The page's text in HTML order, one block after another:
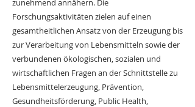
zunehmend annähern. Die
Forschungsaktivitäten zielen auf einen
gesamtheitlichen Ansatz von der Erzeugung bis
zur Verarbeitung von Lebensmitteln sowie der
verbundenen ökologischen, sozialen und
wirtschaftlichen Fragen an der Schnittstelle zu
Lebensmittelerzeugung, Prävention,
Gesundheitsförderung, Public Health,